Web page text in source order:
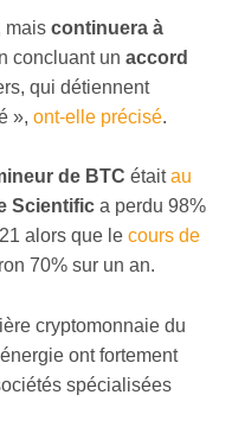
mais continuera à
concluant un accord
qui détiennent
», ont-elle précisé.
de BTC étaitau
Scientific a perdu 98%
alors que le cours de
70% sur un an.
cryptomonnaie du
ont fortement
spécialisées